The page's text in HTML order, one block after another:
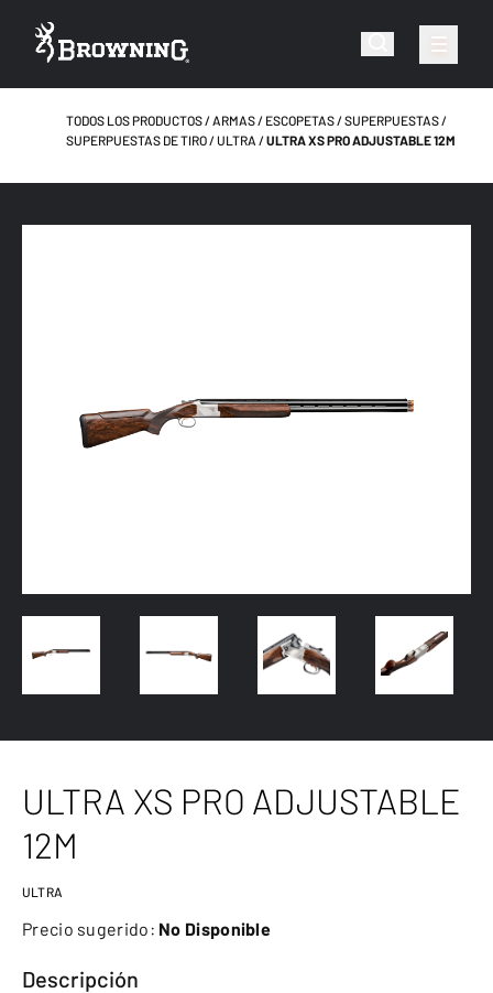
TODOS LOS PRODUCTOS ARMAS ESCOPETAS
SUPERPUESTAS
SUPERPUESTAS DE TIRO
ULTRA ULTRA XS PRO ADJUSTABLE 12M
ULTRA XS PRO ADJUSTABLE
12M
ULTRA
Precio sugerido: No Disponible
Descripción